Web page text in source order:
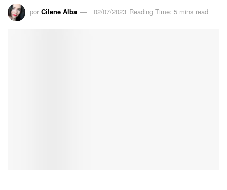
por Cilene Alba 02/07/2023 Reading Time: 5 mins read